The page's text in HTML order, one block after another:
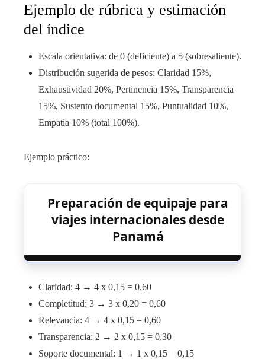
Ejemplo de rúbrica y estimación
del índice
Escala orientativa: de 0 (deficiente) a 5 (sobresaliente).
Distribución sugerida de pesos: Claridad 15%,
Exhaustividad 20%, Pertinencia 15%, Transparencia
15%, Sustento documental 15%, Puntualidad 10%,
Empatía 10% (total 100%).
Ejemplo práctico:
Preparación de equipaje para
viajes internacionales desde
Panamá
Claridad: 4 → 4 x 0,15 = 0,60
Completitud: 3 → 3 x 0,20 = 0,60
Relevancia: 4 → 4 x 0,15 = 0,60
Transparencia: 2 → 2 x 0,15 = 0,30
Soporte documental: 1 → 1 x 0,15 = 0,15